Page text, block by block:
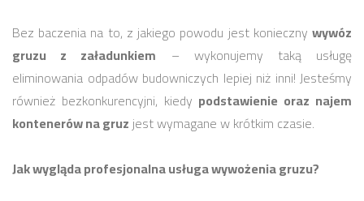
Bez baczenia na to, z jakiego powodu jest konieczny wywóz
gruzu z załadunkiem – wykonujemy taką usługę
eliminowania odpadów budowniczych lepiej niż inni! Jesteśmy
również bezkonkurencyjni, kiedy podstawienie oraz najem
kontenerów na gruzjest wymagane w krótkim czasie.
Jak wygląda profesjonalna usługa wywożenia gruzu?